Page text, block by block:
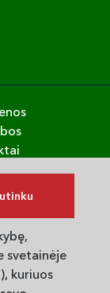
gerovė
svetainėje
kuriuos